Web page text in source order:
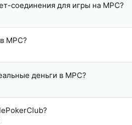
соединения для игры на MPC?
MPC?
деньги в MPC?